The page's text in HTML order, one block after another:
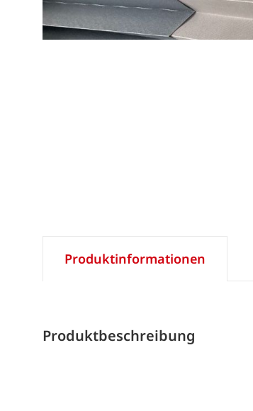
Produktinformationen
Produktbeschreibung